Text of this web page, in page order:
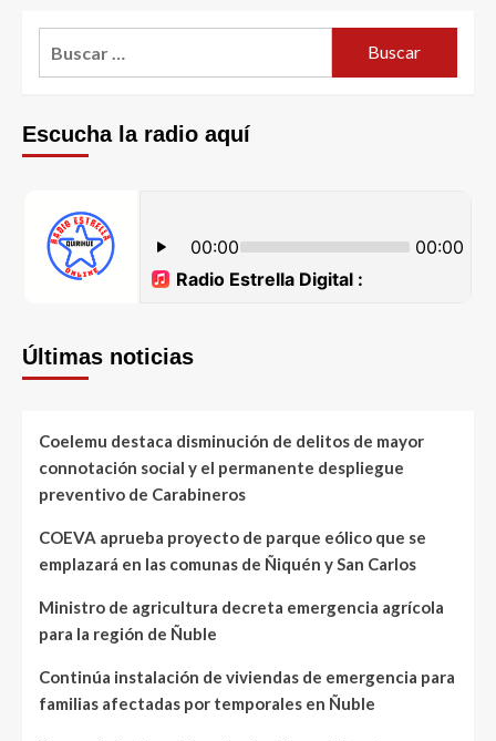
Escucha la radio aquí
Últimas noticias
Coelemu destaca disminución de delitos de mayor
connotación social y el permanente despliegue
preventivo de Carabineros
COEVA aprueba proyecto de parque eólico que se
emplazará en las comunas de Ñiquén y San Carlos
Ministro de agricultura decreta emergencia agrícola
para la región de Ñuble
Continúa instalación de viviendas de emergencia para
familias afectadas por temporales en Ñuble